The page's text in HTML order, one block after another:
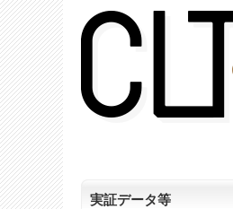
実証データ等